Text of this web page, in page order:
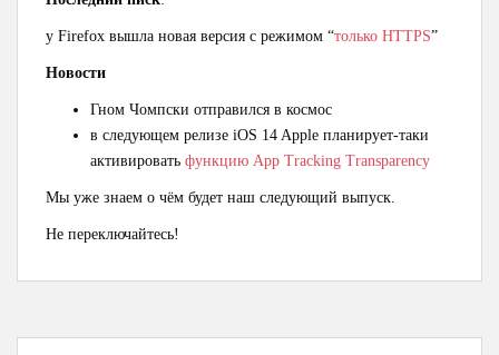
у Firefox вышла новая версия с режимом “только HTTPS”
Новости
Гном Чомпски отправился в космос
в следующем релизе iOS 14 Apple планирует-таки
активировать функцию App Tracking Transparency
Мы уже знаем о чём будет наш следующий выпуск.
Не переключайтесь!